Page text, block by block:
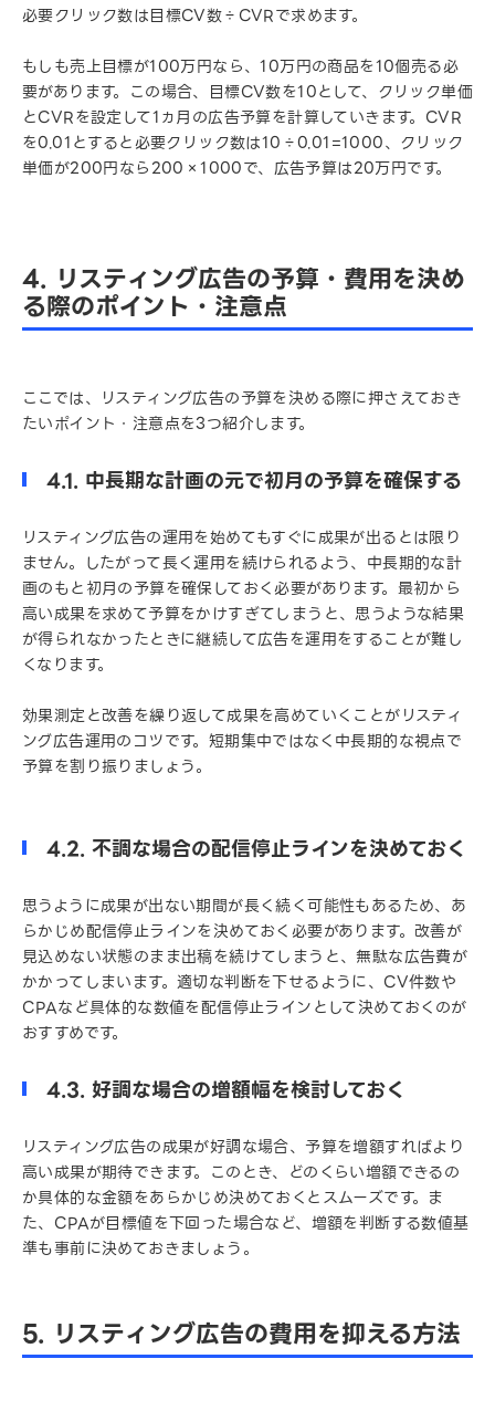
必要クリック数は目標CV数÷CVRで求めます。
もしも売上目標が100万円なら、10万円の商品を10個売る必
要があります。この場合、目標CV数を10として、クリック単価
とCVRを設定して1ヵ月の広告予算を計算していきます。CVR
を0.01とすると必要クリック数は10÷0.01=1000、クリック
単価が200円なら200×1000で、広告予算は20万円です。
4. リスティング広告の予算・費用を決め
る際のポイント・注意点
ここでは、リスティング広告の予算を決める際に押さえておき
たいポイント・注意点を3つ紹介します。
4.1. 中長期な計画の元で初月の予算を確保する
リスティング広告の運用を始めてもすぐに成果が出るとは限り
ません。したがって長く運用を続けられるよう、中長期的な計
画のもと初月の予算を確保しておく必要があります。最初から
高い成果を求めて予算をかけすぎてしまうと、思うような結果
が得られなかったときに継続して広告を運用をすることが難し
くなります。
効果測定と改善を繰り返して成果を高めていくことがリスティ
ング広告運用のコツです。短期集中ではなく中長期的な視点で
予算を割り振りましょう。
4.2. 不調な場合の配信停止ラインを決めておく
思うように成果が出ない期間が長く続く可能性もあるため、あ
らかじめ配信停止ラインを決めておく必要があります。改善が
見込めない状態のまま出稿を続けてしまうと、無駄な広告費が
かかってしまいます。適切な判断を下せるように、CV件数や
CPAなど具体的な数値を配信停止ラインとして決めておくのが
おすすめです。
4.3. 好調な場合の増額幅を検討しておく
リスティング広告の成果が好調な場合、予算を増額すればより
高い成果が期待できます。このとき、どのくらい増額できるの
か具体的な金額をあらかじめ決めておくとスムーズです。ま
た、CPAが目標値を下回った場合など、増額を判断する数値基
準も事前に決めておきましょう。
5. リスティング広告の費用を抑える方法